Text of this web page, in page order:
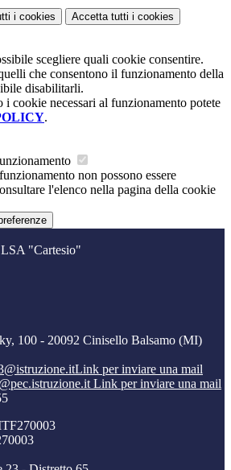
i cookies Accetta tutti i cookies
scegliere quali cookie consentire.
che consentono il funzionamento della
disabilitarli.
i cookie necessari al funzionamento potete
.
non possono essere
l'elenco nella pagina della cookie
"Cartesio"
100 - 20092 Cinisello Balsamo (MI)
Link per inviare una mail
Link per inviare una mail